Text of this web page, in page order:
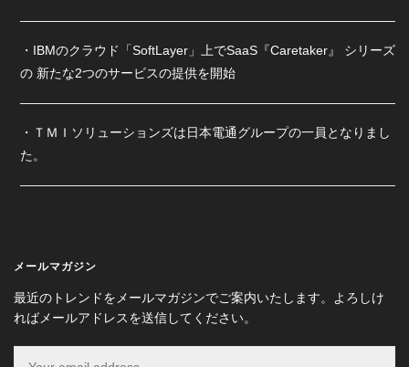
IBMのクラウド「SoftLayer」上でSaaS『Caretaker』 シリーズ
の 新たな2つのサービスの提供を開始
ＴＭＩソリューションズは日本電通グループの一員となりまし
た。
メールマガジン
最近のトレンドをメールマガジンでご案内いたします。よろしけ
ればメールアドレスを送信してください。